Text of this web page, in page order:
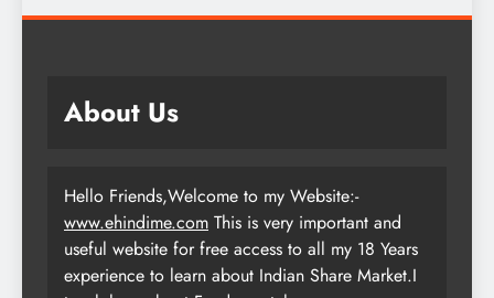
About Us
Hello Friends,Welcome to my Website:-
www.ehindime.com This is very important and
useful website for free access to all my 18 Years
experience to learn about Indian Share Market.I